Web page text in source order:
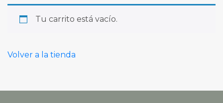
Tu carrito está vacío.
Volver a la tienda